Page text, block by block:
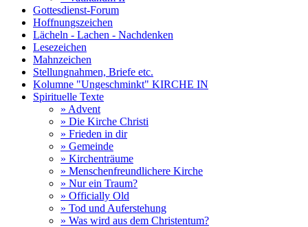
Gottesdienst-Forum
Hoffnungszeichen
Lächeln - Lachen - Nachdenken
Lesezeichen
Mahnzeichen
Stellungnahmen, Briefe etc.
Kolumne "Ungeschminkt" KIRCHE IN
Spirituelle Texte
» Advent
» Die Kirche Christi
» Frieden in dir
» Gemeinde
» Kirchenträume
» Menschenfreundlichere Kirche
» Nur ein Traum?
» Officially Old
» Tod und Auferstehung
» Was wird aus dem Christentum?